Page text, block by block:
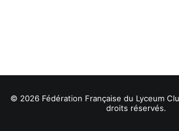
© 2026 Fédération Française du Lyceum
droits réservés.